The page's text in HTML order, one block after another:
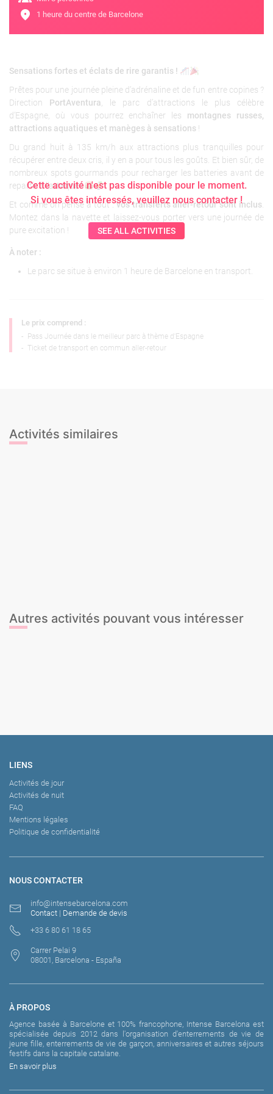
location_on 1 heure du centre de Barcelone
Cette activité n'est pas disponible pour le moment.
Si vous êtes intéressés, veuillez nous contacter !
SEE ALL ACTIVITIES
Sensations fortes et éclats de rire garantis !
Prêtes pour une journée pleine d’adrénaline et de fun entre copines ?
Direction PortAventura , le parc d’attractions le plus célèbre
d’Espagne, où vous pourrez enchaîner les montagnes russes,
attractions aquatiques et manèges à sensations !
Du grand huit à 135 km/h aux attractions plus tranquilles pour
récupérer entre deux cris, il y en a pour tous les goûts. Et bien sûr, de
nombreux spots gourmands pour recharger les batteries avant de
repartir à l’attaque !
Et comme on pense à tout :vos transferts aller-retour sont inclus
Montez dans la navette et laissez-vous porter vers une journée de
pure excitation !
À noter :
Le parc se situe à environ 1 heure de Barcelone en transport.
Le prix comprend :
-
Pass Journée dans le meilleur parc à thème d'Espagne
- Ticket de transport en commun aller-retour
Activités similaires
Autres activités pouvant vous intéresser
NOUS CONTACTER
info@intensebarcelona.com
Contact | Demande de devis
+33 6 80 61 18 65
Carrer Pelai 9
08001, Barcelona - España
LIENS
Activités de jour
Activités de nuit
FAQ
Mentions légales
Politique de confidentialité
À PROPOS
Agence basée à Barcelone et 100% francophone, Intense Barcelona est
spécialisée depuis 2012 dans l'organisation d'enterrements de vie de
jeune fille, enterrements de vie de garçon, anniversaires et autres séjours
festifs dans la capitale catalane.
En savoir plus